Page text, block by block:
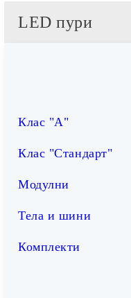
LED пури
Клас "А"
Клас "Стандарт"
Модулни
Тела и шини
Комплекти